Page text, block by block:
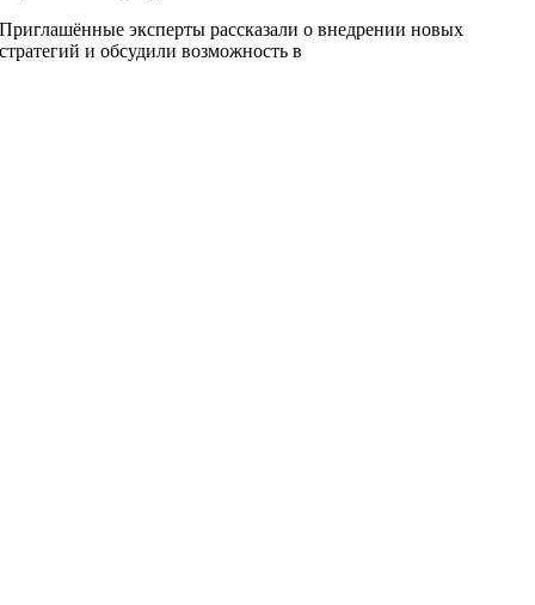
Приглашённые эксперты рассказали о внедрении новых
стратегий и обсудили возможность в